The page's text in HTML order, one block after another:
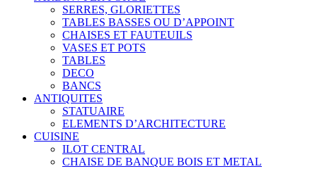
SERRES, GLORIETTES
TABLES BASSES OU D’APPOINT
CHAISES ET FAUTEUILS
VASES ET POTS
TABLES
DECO
BANCS
ANTIQUITES
STATUAIRE
ELEMENTS D’ARCHITECTURE
CUISINE
ILOT CENTRAL
CHAISE DE BANQUE BOIS ET METAL